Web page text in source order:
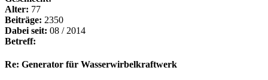
Alter: 77
Beiträge: 2350
Dabei seit: 08 / 2014
Betreff:
Re: Generator für Wasserwirbelkraftwerk